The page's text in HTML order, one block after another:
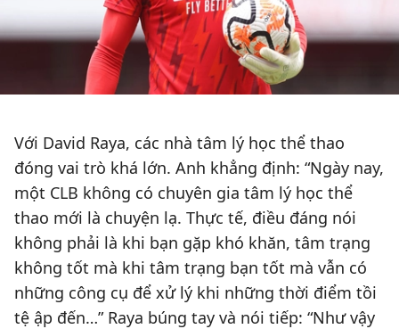
Với David Raya, các nhà tâm lý học thể thao
đóng vai trò khá lớn. Anh khẳng định: “Ngày nay,
một CLB không có chuyên gia tâm lý học thể
thao mới là chuyện lạ. Thực tế, điều đáng nói
không phải là khi bạn gặp khó khăn, tâm trạng
không tốt mà khi tâm trạng bạn tốt mà vẫn có
những công cụ để xử lý khi những thời điểm tồi
tệ ập đến…” Raya búng tay và nói tiếp: “Như vậy